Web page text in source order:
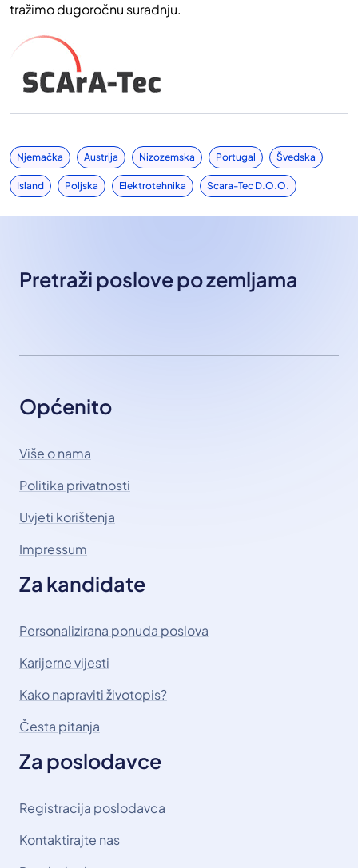
tražimo dugoročnu suradnju.
Njemačka Austrija Nizozemska Portugal Švedska
Island Poljska Elektrotehnika Scara-Tec D.o.o.
Pretraži poslove po zemljama
Općenito
Više o nama
Politika privatnosti
Uvjeti korištenja
Impressum
Za kandidate
Personalizirana ponuda poslova
Karijerne vijesti
Kako napraviti životopis?
Česta pitanja
Za poslodavce
Registracija poslodavca
Kontaktirajte nas